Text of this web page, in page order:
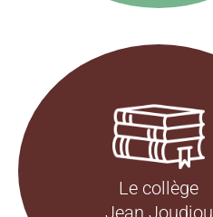
Le collège
Jean Joudiou
Accéder